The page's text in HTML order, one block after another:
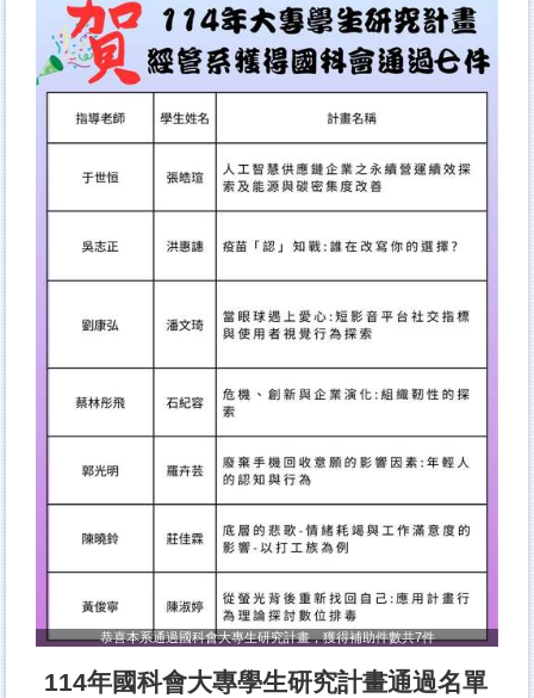
恭喜本系通過國科會大專生研究計畫，獲得補助件數共7件
114年國科會大專學生研究計畫通過名單